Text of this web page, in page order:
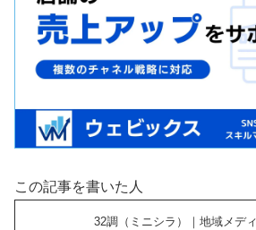
この記事を書いた人
32調（ミニシラ）｜地域メデ